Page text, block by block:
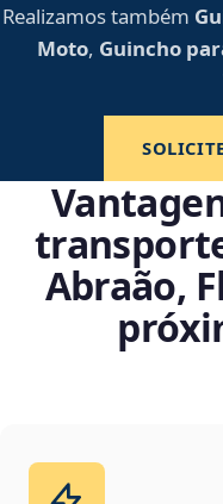
Realizamos também
Moto, Guincho
Abraão,